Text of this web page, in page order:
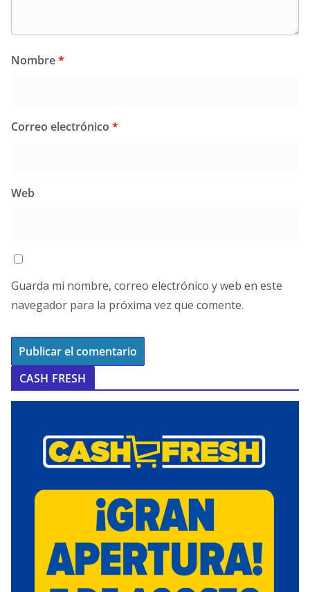
Nombre*
Correo electrónico *
Web
Guarda mi nombre, correo electrónico y web en este
navegador para la próxima vez que comente.
CASH FRESH